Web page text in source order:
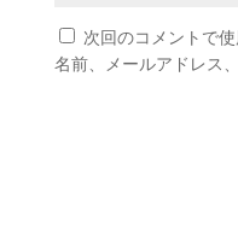
次回のコメントで
名前、メールアドレス